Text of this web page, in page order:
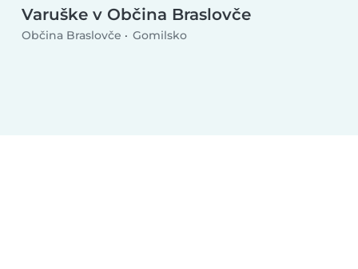
Varuške v Občina Braslovče
Občina Braslovče Gomilsko